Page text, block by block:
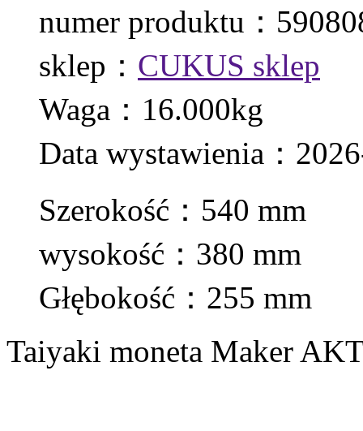
numer produktu：
sklep： CUKUS sklep
Waga：16.000kg
Data wystawienia：
Szerokość：540 mm
wysokość：380 mm
Głębokość：255 mm
Taiyaki moneta Maker